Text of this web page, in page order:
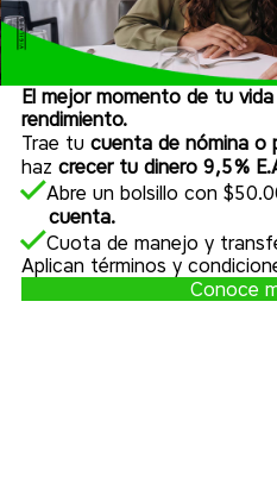
El mejor momento de tu
rendimiento.
Trae tucuenta de nómina o
hazcrecer tu dinero 9,5%
Abre un bolsillo con
cuenta.
Cuota de manejo y
Aplican términos y
Conoce